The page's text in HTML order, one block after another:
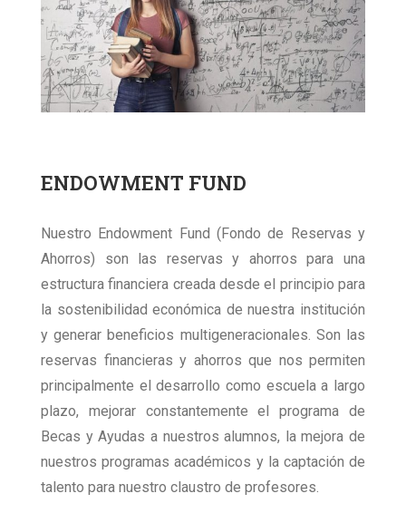
ENDOWMENT FUND
Nuestro Endowment Fund (Fondo de Reservas y
Ahorros) son las reservas y ahorros para una
estructura financiera creada desde el principio para
la sostenibilidad económica de nuestra institución
y generar beneficios multigeneracionales. Son las
reservas financieras y ahorros que nos permiten
principalmente el desarrollo como escuela a largo
plazo, mejorar constantemente el programa de
Becas y Ayudas a nuestros alumnos, la mejora de
nuestros programas académicos y la captación de
talento para nuestro claustro de profesores.